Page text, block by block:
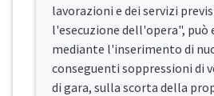
lavorazioni e dei servizi
l'esecuzione dell'opera", può
mediante l'inserimento di
conseguenti soppressioni di
di gara, sulla scorta della